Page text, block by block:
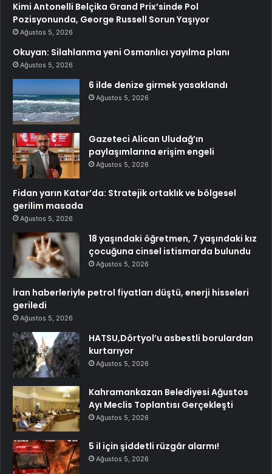
Kimi Antonelli Belçika Grand Prix’sinde Pol
Pozisyonunda, George Russell Sorun Yaşıyor
Ağustos 5, 2026
Okuyan: Silahlanma yeni Osmanlıcı yayılma planı
Ağustos 5, 2026
6 ilde denize girmek yasaklandı
Ağustos 5, 2026
Gazeteci Alican Uludağ’ın
paylaşımlarına erişim engeli
Ağustos 5, 2026
Fidan yarın Katar’da: Stratejik ortaklık ve bölgesel
gerilim masada
Ağustos 5, 2026
18 yaşındaki öğretmen, 7 yaşındaki kız
çocuğuna cinsel istismarda bulundu
Ağustos 5, 2026
İran haberleriyle petrol fiyatları düştü, enerji hisseleri
geriledi
Ağustos 5, 2026
HATSU,Dörtyol’u asbestli borulardan
kurtarıyor
Ağustos 5, 2026
Kahramankazan Belediyesi Ağustos
Ayı Meclis Toplantısı Gerçekleşti
Ağustos 5, 2026
5 il için şiddetli rüzgâr alarmı!
Ağustos 5, 2026